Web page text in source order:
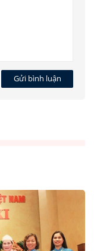
Gửi bình luận